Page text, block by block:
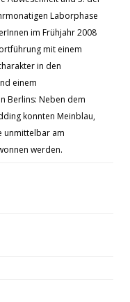
Laborphase
im Frühjahr 2008
mit einem
in den
einem
Berlins: Neben dem
konnten Meinblau,
unmittelbar am
werden.